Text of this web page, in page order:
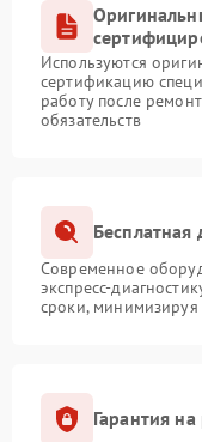
Используются
сертификацию
работу после
обязательств
Современное
экспресс-
сроки, минимизируя
Гарантия